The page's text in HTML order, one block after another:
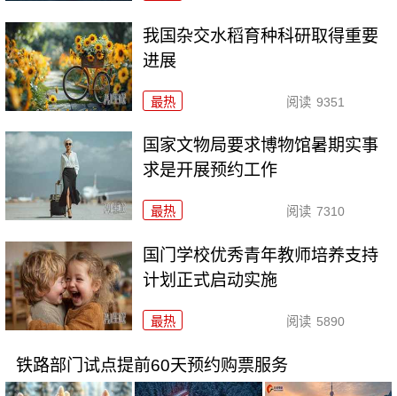
我国杂交水稻育种科研取得重要
进展
最热 阅读 9351
国家文物局要求博物馆暑期实事
求是开展预约工作
最热 阅读 7310
国门学校优秀青年教师培养支持
计划正式启动实施
最热 阅读 5890
铁路部门试点提前60天预约购票服务